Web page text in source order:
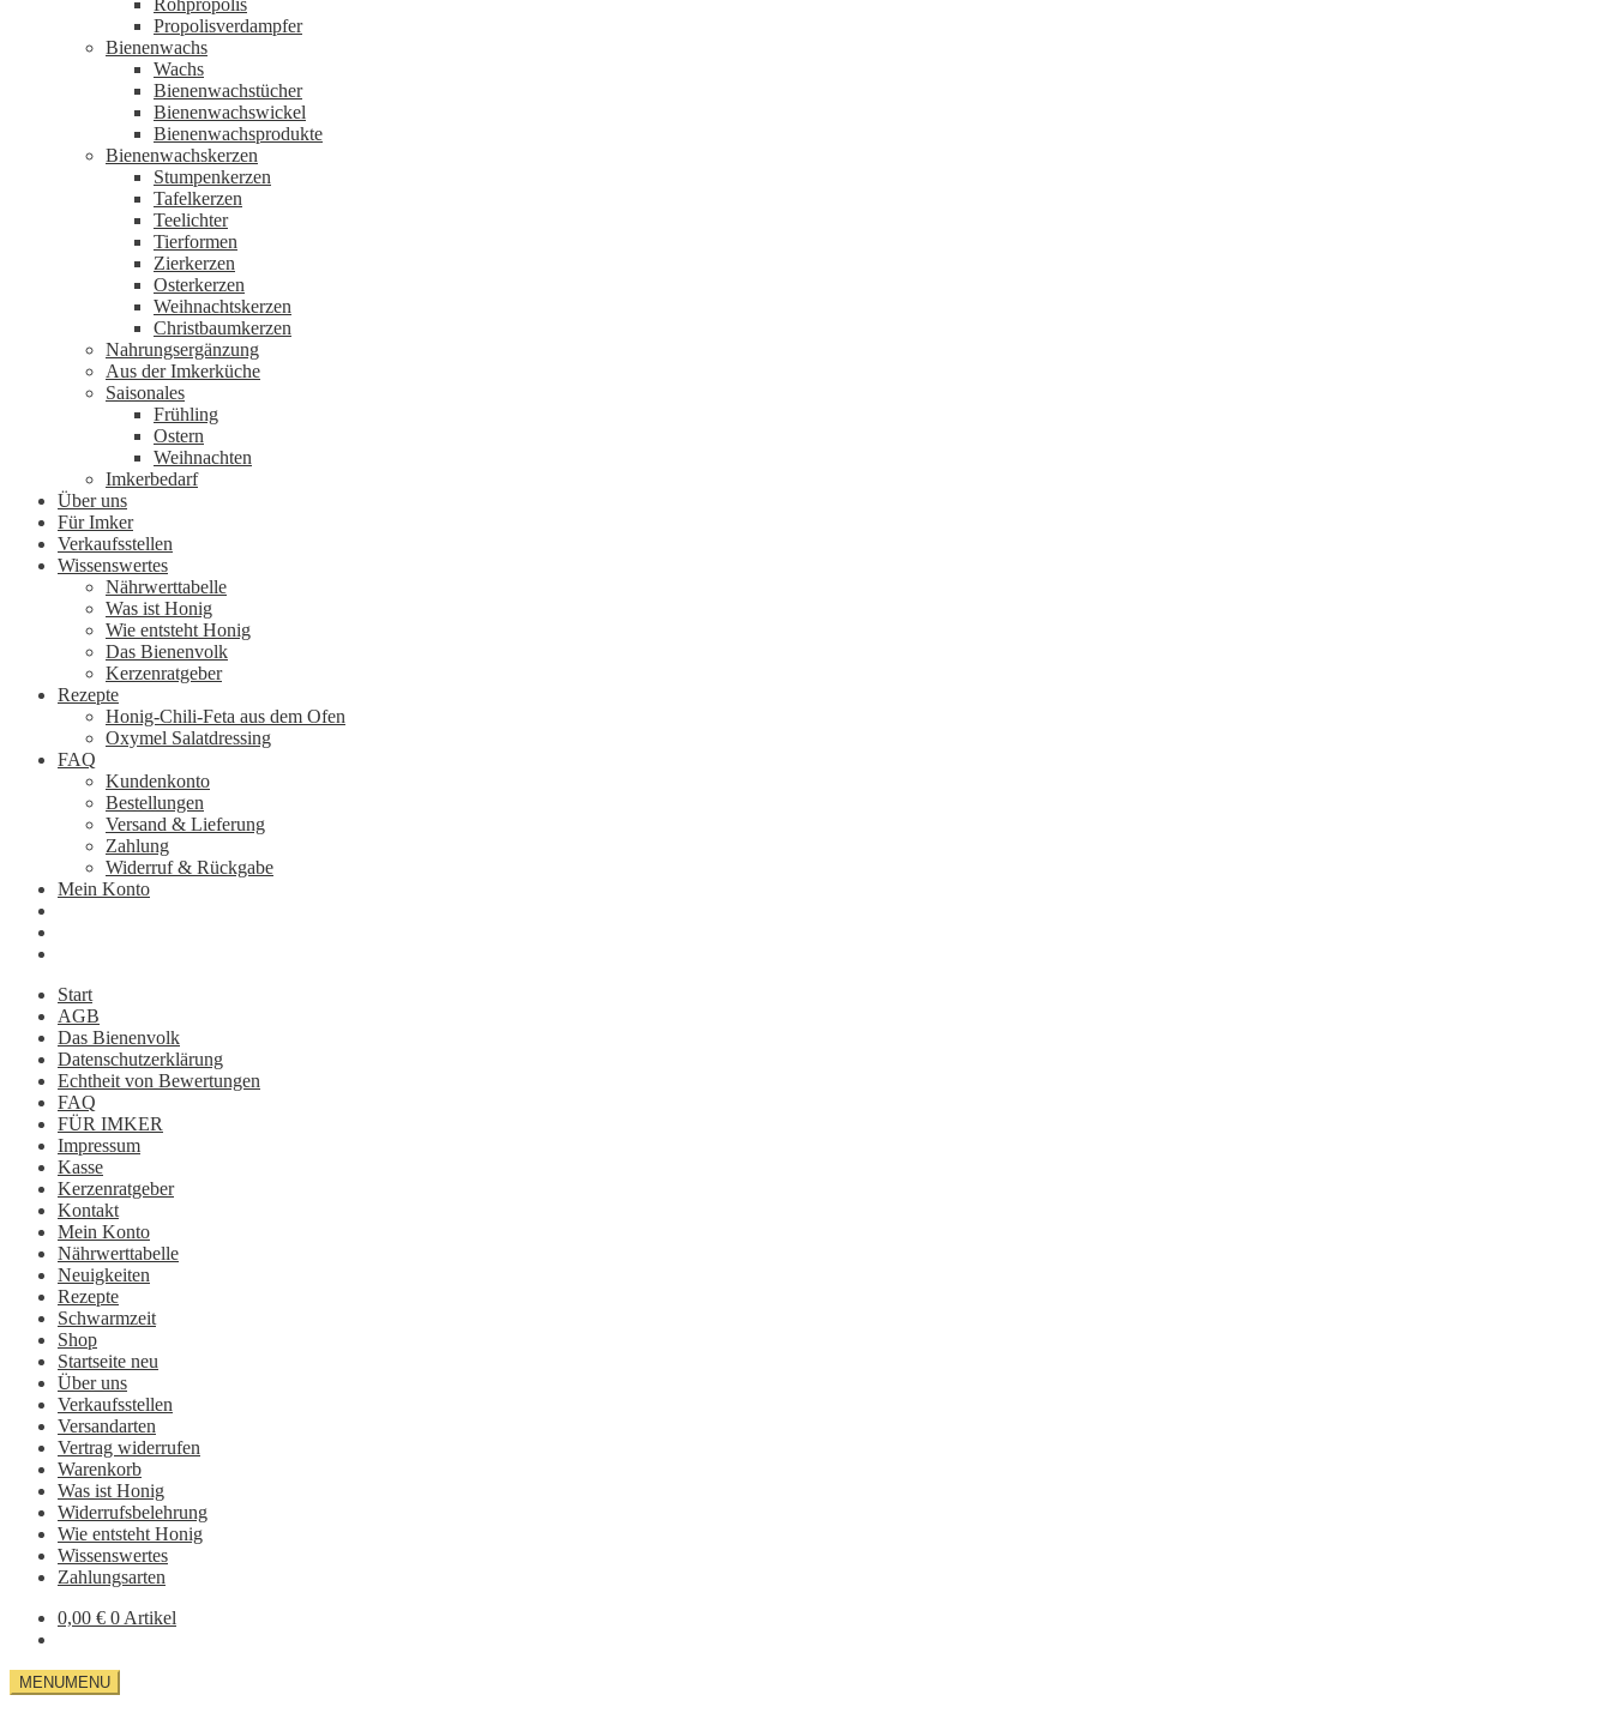
Rohpropolis
Propolisverdampfer
Bienenwachs
Wachs
Bienenwachstücher
Bienenwachswickel
Bienenwachsprodukte
Bienenwachskerzen
Stumpenkerzen
Tafelkerzen
Teelichter
Tierformen
Zierkerzen
Osterkerzen
Weihnachtskerzen
Christbaumkerzen
Nahrungsergänzung
Aus der Imkerküche
Saisonales
Frühling
Ostern
Weihnachten
Imkerbedarf
Über uns
Für Imker
Verkaufsstellen
Wissenswertes
Nährwerttabelle
Was ist Honig
Wie entsteht Honig
Das Bienenvolk
Kerzenratgeber
Rezepte
Honig-Chili-Feta aus dem Ofen
Oxymel Salatdressing
FAQ
Kundenkonto
Bestellungen
Versand & Lieferung
Zahlung
Widerruf & Rückgabe
Mein Konto
Start
AGB
Das Bienenvolk
Datenschutzerklärung
Echtheit von Bewertungen
FAQ
FÜR IMKER
Impressum
Kasse
Kerzenratgeber
Kontakt
Mein Konto
Nährwerttabelle
Neuigkeiten
Rezepte
Schwarmzeit
Shop
Startseite neu
Über uns
Verkaufsstellen
Versandarten
Vertrag widerrufen
Warenkorb
Was ist Honig
Widerrufsbelehrung
Wie entsteht Honig
Wissenswertes
Zahlungsarten
0,00 € 0 Artikel
MENUMENU